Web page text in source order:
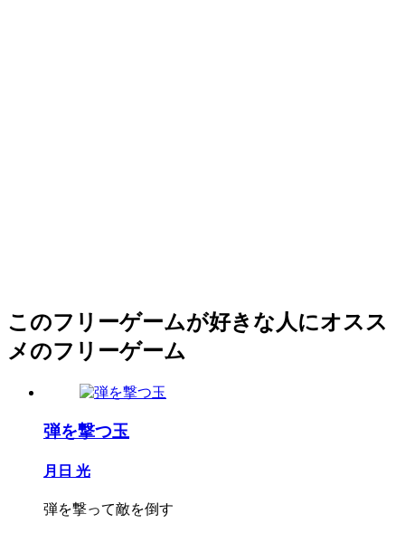
このフリーゲームが好きな人にオスス
メのフリーゲーム
弾を撃つ玉
月日 光
弾を撃って敵を倒す